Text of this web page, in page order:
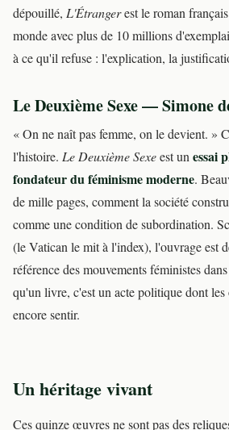
dépouillé, L'Étrangerest le roman
monde avec plus de 10 millions
à ce qu'il refuse : l'explication, la
Le Deuxième Sexe — Simone
« On ne naît pas femme, on le devient. »
l'histoire. Le Deuxième Sexeest unessai
fondateur du féminisme moderne.
de mille pages, comment la société
comme une condition de subordination.
(le Vatican le mit à l'index), l'ouvrage est
référence des mouvements féministes
qu'un livre, c'est un acte politique dont les
encore sentir.
Un héritage vivant
Ces quinze œuvres ne sont pas des